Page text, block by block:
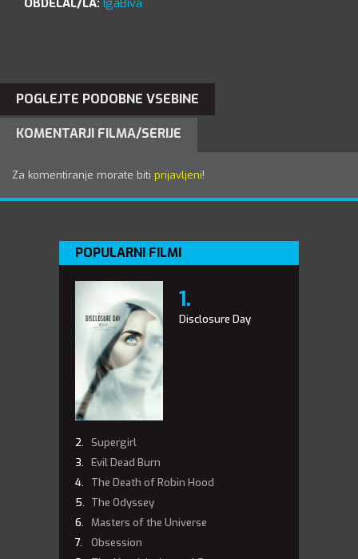
OBDELAL/LA: IgaBiva
POGLEJTE PODOBNE VSEBINE
KOMENTARJI FILMA/SERIJE
Za komentiranje morate biti prijavljeni!
POPULARNI FILMI
Disclosure Day
Supergirl
Evil Dead Burn
The Death of Robin Hood
The Odyssey
Masters of the Universe
Obsession